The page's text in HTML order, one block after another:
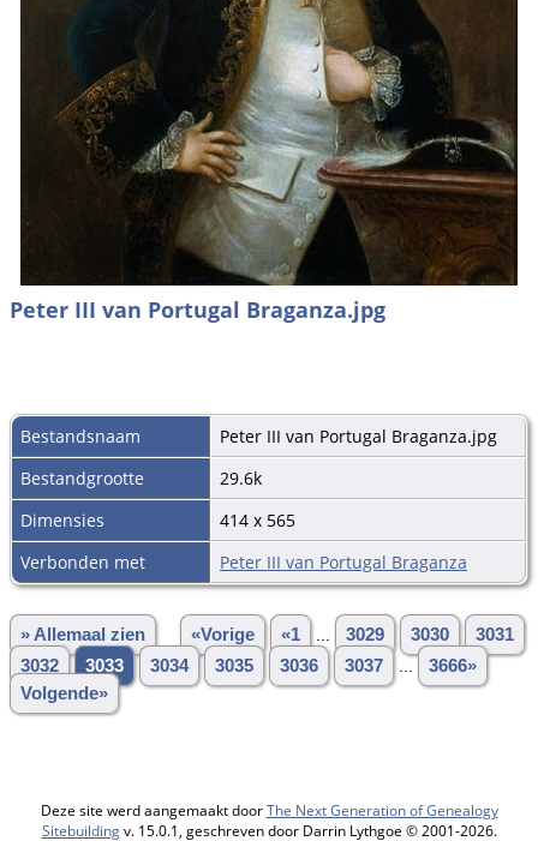
Peter III van Portugal Braganza.jpg
Bestandsnaam
Peter III van Portugal Braganza.jpg
Bestandgrootte
29.6k
Dimensies
414 x 565
Verbonden met
Peter III van Portugal Braganza
» Allemaal zien «Vorige «1 3029 3030
3031
3032
3033 3034 3035 3036 3037
3666»
Volgende»
Deze site werd aangemaakt doorThe Next Generation of Genealogy
Sitebuildingv. 15.0.1, geschreven door Darrin Lythgoe © 2001-2026.